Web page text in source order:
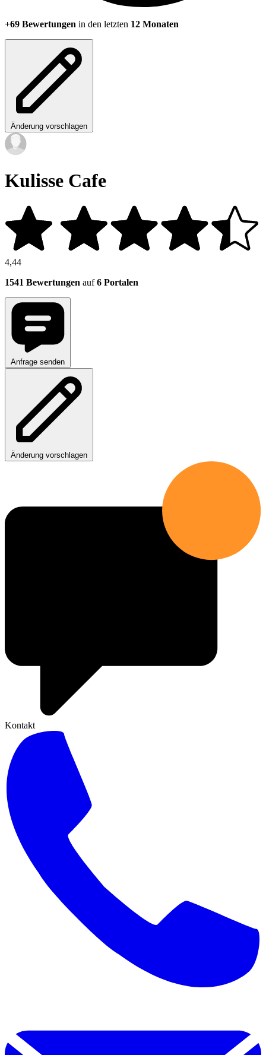
+69 Bewertungen in den letzten 12 Monaten
Änderung vorschlagen
Kulisse Cafe
4,44
1541 Bewertungen auf6 Portalen
Anfrage senden
Änderung vorschlagen
Kontakt